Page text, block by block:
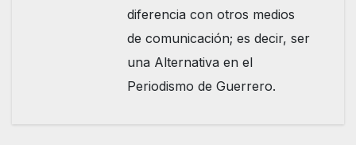
diferencia con otros medios
de comunicación; es decir, ser
una Alternativa en el
Periodismo de Guerrero.